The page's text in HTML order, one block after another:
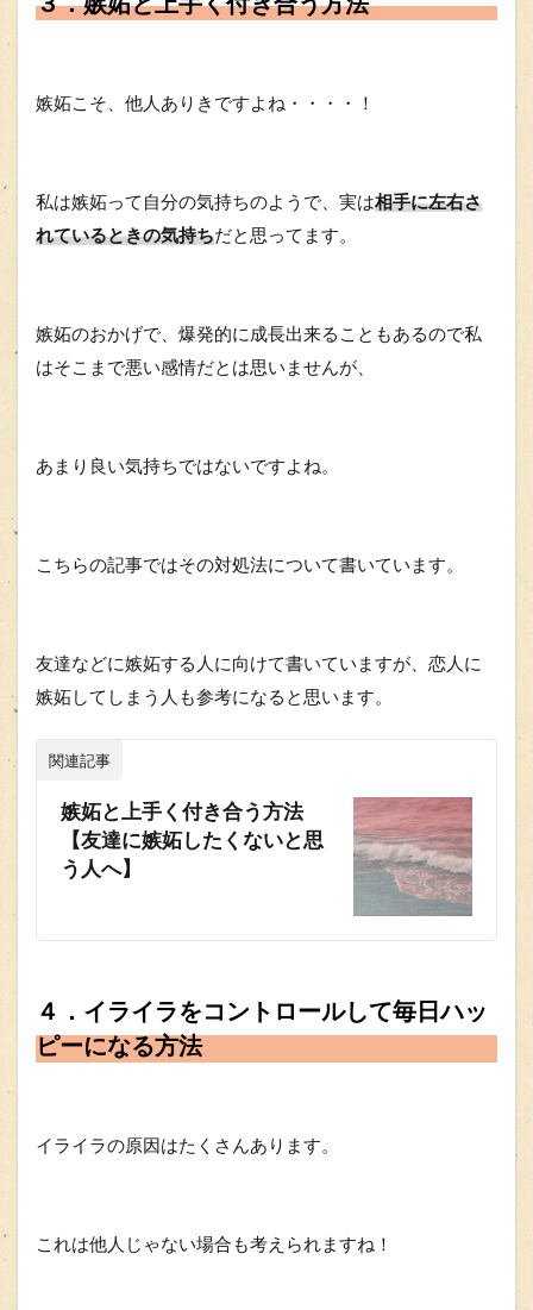
嫉妬こそ、他人ありきですよね・・・・！
私は嫉妬って自分の気持ちのようで、実は相手に左右さ
れているときの気持ちだと思ってます。
嫉妬のおかげで、爆発的に成長出来ることもあるので私
はそこまで悪い感情だとは思いませんが、
あまり良い気持ちではないですよね。
こちらの記事ではその対処法について書いています。
友達などに嫉妬する人に向けて書いていますが、恋人に
嫉妬してしまう人も参考になると思います。
関連記事
嫉妬と上手く付き合う方法
【友達に嫉妬したくないと思
う人へ】
４．イライラをコントロールして毎日ハッ
ピーになる方法
イライラの原因はたくさんあります。
これは他人じゃない場合も考えられますね！